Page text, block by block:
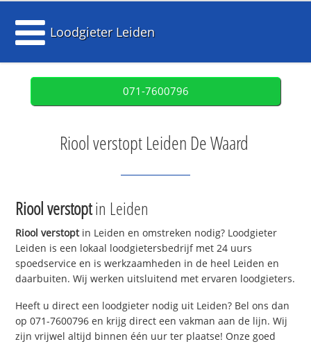
Loodgieter Leiden
071-7600796
Riool verstopt Leiden De Waard
Riool verstoptin Leiden
Riool verstoptin Leiden en omstreken nodig? Loodgieter
Leiden is een lokaal loodgietersbedrijf met 24 uurs
spoedservice en is werkzaamheden in de heel Leiden en
daarbuiten. Wij werken uitsluitend met ervaren loodgieters.
Heeft u direct een loodgieter nodig uit Leiden? Bel ons dan
op 071-7600796 en krijg direct een vakman aan de lijn. Wij
zijn vrijwel altijd binnen één uur ter plaatse! Onze goed